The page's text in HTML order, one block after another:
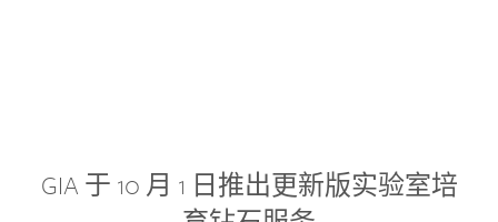
GIA 于 10 月 1 日推出更新版实验室培